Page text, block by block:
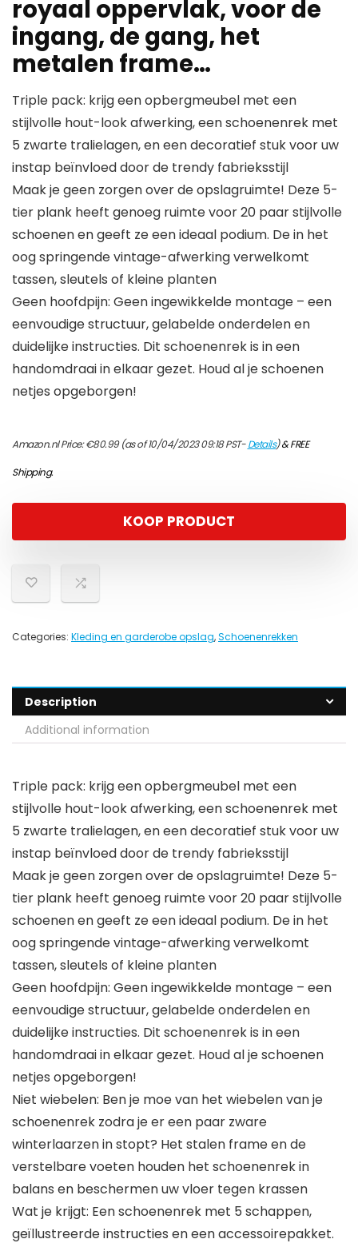
royaal oppervlak, voor de
ingang, de gang, het
metalen frame…
Triple pack: krijg een opbergmeubel met een
stijlvolle hout-look afwerking, een schoenenrek met
5 zwarte tralielagen, en een decoratief stuk voor uw
instap beïnvloed door de trendy fabrieksstijl
Maak je geen zorgen over de opslagruimte! Deze 5-
tier plank heeft genoeg ruimte voor 20 paar stijlvolle
schoenen en geeft ze een ideaal podium. De in het
oog springende vintage-afwerking verwelkomt
tassen, sleutels of kleine planten
Geen hoofdpijn: Geen ingewikkelde montage – een
eenvoudige structuur, gelabelde onderdelen en
duidelijke instructies. Dit schoenenrek is in een
handomdraai in elkaar gezet. Houd al je schoenen
netjes opgeborgen!
Amazon.nl Price:€80.99(as of 10/04/2023 09:18 PST-Details)&FREE
Shipping.
KOOP PRODUCT
Categories: Kleding en garderobe opslag,Schoenenrekken
Description
Additional information
Triple pack: krijg een opbergmeubel met een
stijlvolle hout-look afwerking, een schoenenrek met
5 zwarte tralielagen, en een decoratief stuk voor uw
instap beïnvloed door de trendy fabrieksstijl
Maak je geen zorgen over de opslagruimte! Deze 5-
tier plank heeft genoeg ruimte voor 20 paar stijlvolle
schoenen en geeft ze een ideaal podium. De in het
oog springende vintage-afwerking verwelkomt
tassen, sleutels of kleine planten
Geen hoofdpijn: Geen ingewikkelde montage – een
eenvoudige structuur, gelabelde onderdelen en
duidelijke instructies. Dit schoenenrek is in een
handomdraai in elkaar gezet. Houd al je schoenen
netjes opgeborgen!
Niet wiebelen: Ben je moe van het wiebelen van je
schoenenrek zodra je er een paar zware
winterlaarzen in stopt? Het stalen frame en de
verstelbare voeten houden het schoenenrek in
balans en beschermen uw vloer tegen krassen
Wat je krijgt: Een schoenenrek met 5 schappen,
geïllustreerde instructies en een accessoirepakket.